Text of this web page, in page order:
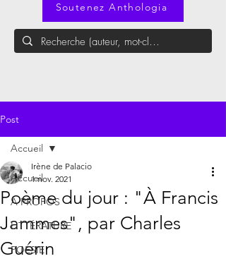
Soutenez Anthologia
Post
Accueil
À PROPOS
LITTÉRATURE
POÉSIE
Accueil
Poème du jour : "À Francis
Jammes", par Charles
Guérin
Irène de Palacio
1 nov. 2021